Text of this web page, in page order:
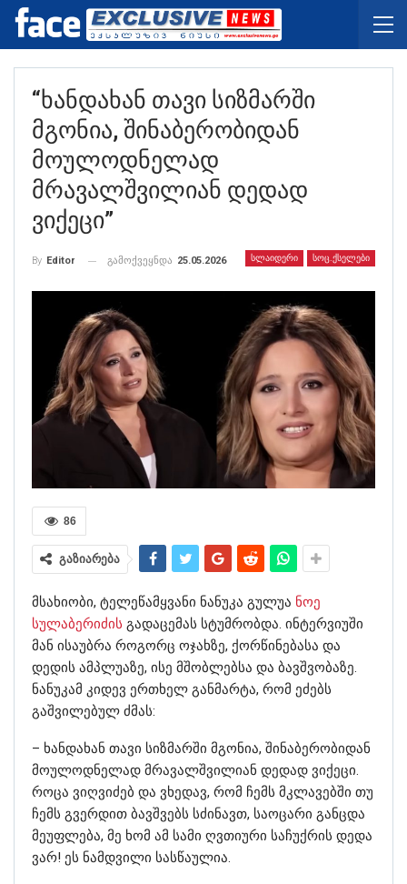
“ხანდახან Თავი Სიზმარში
Მგონია, Შინაბერობიდან
Მოულოდნელად
Მრავალშვილიან Დედად
Ვიქეცი”
ᲡᲚᲐᲘᲓᲔᲠᲘ ᲡᲝᲪ.ᲥᲡᲔᲚᲔᲑᲘ
By Editor გამოქვეყნდა 25.05.2026
86
გაზიარება
მსახიობი, ტელეწამყვანი ნანუკა გულუა ნოე
სულაბერიძის გადაცემას სტუმრობდა. ინტერვიუში
მან ისაუბრა როგორც ოჯახზე, ქორწინებასა და
დედის ამპლუაზე, ისე მშობლებსა და ბავშვობაზე.
ნანუკამ კიდევ ერთხელ განმარტა, რომ ეძებს
გაშვილებულ ძმას:
– ხანდახან თავი სიზმარში მგონია, შინაბერობიდან
მოულოდნელად მრავალშვილიან დედად ვიქეცი.
როცა ვიღვიძებ და ვხედავ, რომ ჩემს მკლავებში თუ
ჩემს გვერდით ბავშვებს სძინავთ, საოცარი განცდა
მეუფლება, მე ხომ ამ სამი ღვთიური საჩუქრის დედა
ვარ! ეს ნამდვილი სასწაულია.